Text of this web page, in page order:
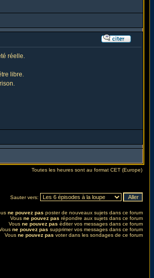
réelle.
libre.
Toutes les heures sont au format CET (Europe)
Sauter vers:
ne pouvez pas poster de nouveaux sujets dans ce forum
Vous ne pouvez pas répondre aux sujets dans ce forum
Vous ne pouvez pas éditer vos messages dans ce forum
ne pouvez pas supprimer vos messages dans ce forum
Vous ne pouvez pas voter dans les sondages de ce forum